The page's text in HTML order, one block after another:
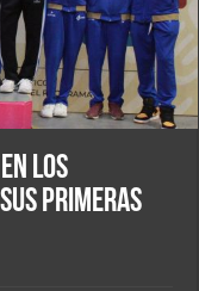
los
primeras